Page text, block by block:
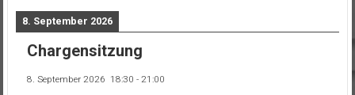
8. September 2026
Chargensitzung
8. September 2026 18:30 - 21:00